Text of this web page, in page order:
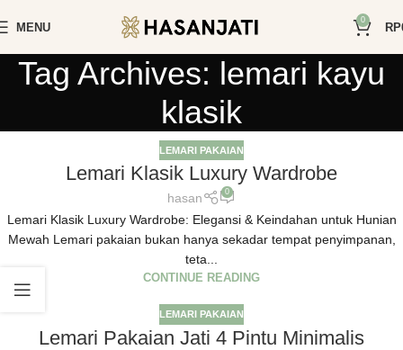
MENU
0
RP
Tag Archives: lemari kayu
klasik
LEMARI PAKAIAN
Lemari Klasik Luxury Wardrobe
hasan 0
Lemari Klasik Luxury Wardrobe: Elegansi & Keindahan untuk Hunian
Mewah Lemari pakaian bukan hanya sekadar tempat penyimpanan,
teta...
CONTINUE READING
LEMARI PAKAIAN
Lemari Pakaian Jati 4 Pintu Minimalis